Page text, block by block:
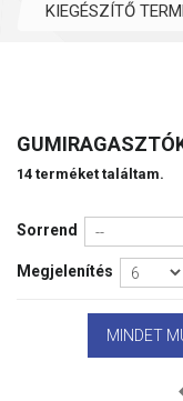
KIEGÉSZÍTŐ
14 terméket találtam.
Sorrend
Megjelenítés
MINDET